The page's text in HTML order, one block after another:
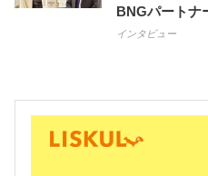
BNGパートナ
インタビュー